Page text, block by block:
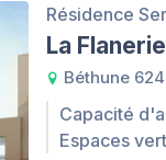
Résidence
La Flanerie
Béthune
Capacité
Espaces